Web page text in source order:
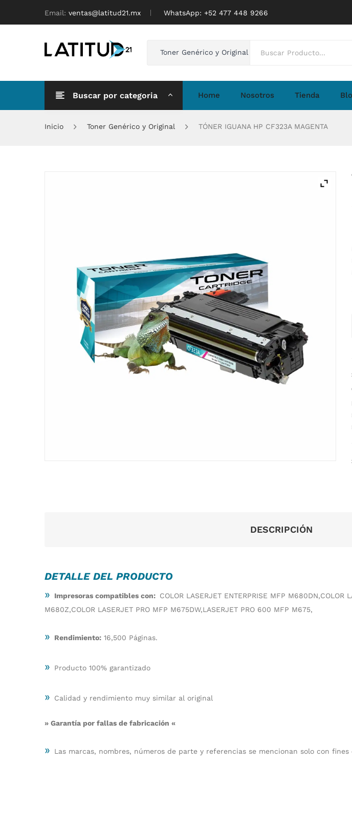
Email: ventas@latitud21.mx WhatsApp: ‪+52 477 448 9266
Toner Genérico y Original
Buscar por categoria Home Nosotros Tienda
Inicio Toner Genérico y Original TÓNER IGUANA HP CF323A MAGENTA
DESCRIPCIÓN
DETALLE DEL PRODUCTO
» Impresoras compatibles con: COLOR LASERJET ENTERPRISE MFP M680DN,COLOR
M680Z,COLOR LASERJET PRO MFP M675DW,LASERJET PRO 600 MFP M675,
» Rendimiento: 16,500 Páginas.
» Producto 100% garantizado
» Calidad y rendimiento muy similar al original
» Garantía por fallas de fabricación «
» Las marcas, nombres, números de parte y referencias se mencionan solo con